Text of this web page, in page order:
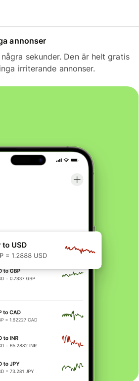
annonser
sekunder. Den är helt gratis
irriterande annonser.